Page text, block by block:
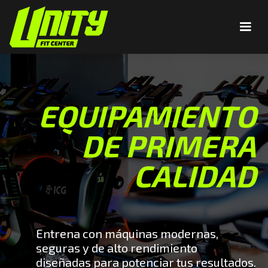
EQUIPAMIENTO
DE PRIMERA
CALIDAD
Entrena con máquinas modernas,
seguras y de alto rendimiento
diseñadas para potenciar tus resultados.